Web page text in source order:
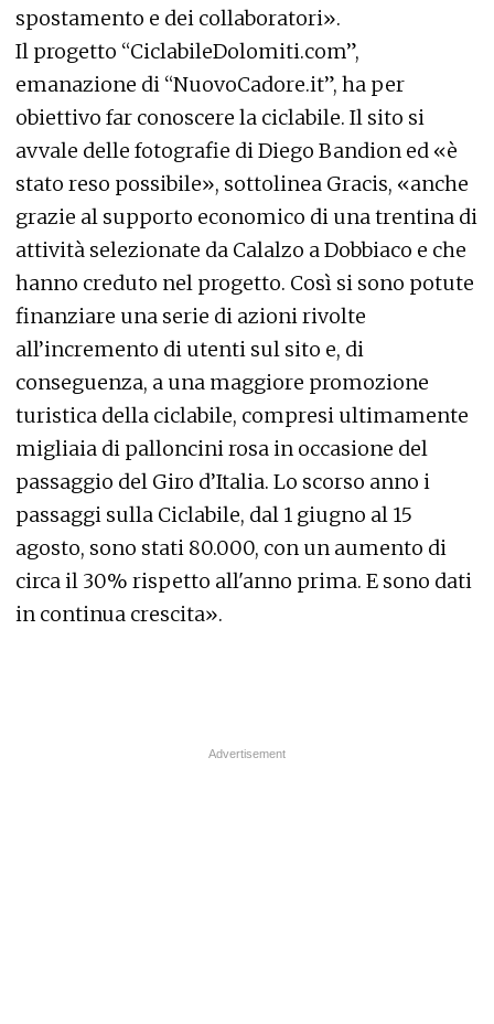
spostamento e dei collaboratori».
Il progetto “CiclabileDolomiti.com”,
emanazione di “NuovoCadore.it”, ha per
obiettivo far conoscere la ciclabile. Il sito si
avvale delle fotografie di Diego Bandion ed «è
stato reso possibile», sottolinea Gracis, «anche
grazie al supporto economico di una trentina di
attività selezionate da Calalzo a Dobbiaco e che
hanno creduto nel progetto. Così si sono potute
finanziare una serie di azioni rivolte
all’incremento di utenti sul sito e, di
conseguenza, a una maggiore promozione
turistica della ciclabile, compresi ultimamente
migliaia di palloncini rosa in occasione del
passaggio del Giro d’Italia. Lo scorso anno i
passaggi sulla Ciclabile, dal 1 giugno al 15
agosto, sono stati 80.000, con un aumento di
circa il 30% rispetto all'anno prima. E sono dati
in continua crescita».